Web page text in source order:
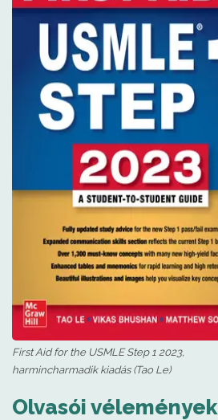
First Aid for the USMLE Step 1 2023,
harmincharmadik kiadás (Tao Le)
Olvasói vélemények